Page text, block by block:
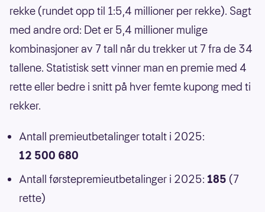
rekke (rundet opp til 1:5,4 millioner per rekke). Sagt
med andre ord: Det er 5,4 millioner mulige
kombinasjoner av 7 tall når du trekker ut 7 fra de 34
tallene. Statistisk sett vinner man en premie med 4
rette eller bedre i snitt på hver femte kupong med ti
rekker.
Antall premieutbetalinger totalt i 2025:
12 500 680
Antall førstepremieutbetalinger i 2025: 185 (7
rette)